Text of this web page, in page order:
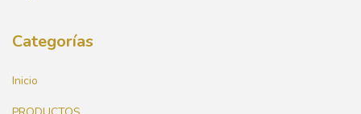
Categorías
Inicio